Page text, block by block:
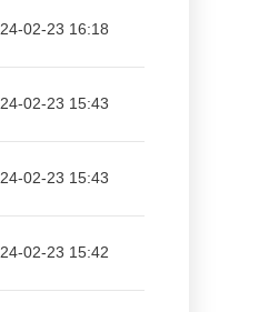
24-02-23 16:18
24-02-23 15:43
24-02-23 15:43
24-02-23 15:42